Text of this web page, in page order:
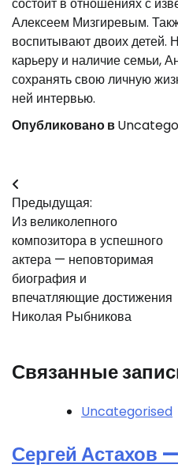
состоит в отношениях с
Алексеем Мизгиревым.
воспитывают двоих детей.
карьеру и наличие семьи,
сохранять свою личную
ней интервью.
Опубликовано в
Навигация
по
записям
Предыдущая:
Из великолепного
композитора в успешного
актера — неповторимая
биография и
впечатляющие достижения
Николая Рыбникова
Связанные
Uncategorised
Сергей Астахов